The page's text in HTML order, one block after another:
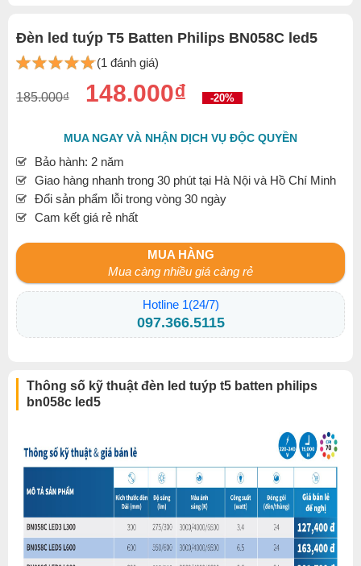
Đèn led tuýp T5 Batten Philips BN058C led5
(1 đánh giá)
185.000₫ 148.000₫ -20%
MUA NGAY VÀ NHẬN DỊCH VỤ ĐỘC QUYỀN
Bảo hành: 2 năm
Giao hàng nhanh trong 30 phút tại Hà Nội và Hồ Chí Minh
Đổi sản phẩm lỗi trong vòng 30 ngày
Cam kết giá rẻ nhất
MUA HÀNG
Mua càng nhiều giá càng rẻ
Hotline 1(24/7)
097.366.5115
Thông số kỹ thuật đèn led tuýp t5 batten philips
bn058c led5